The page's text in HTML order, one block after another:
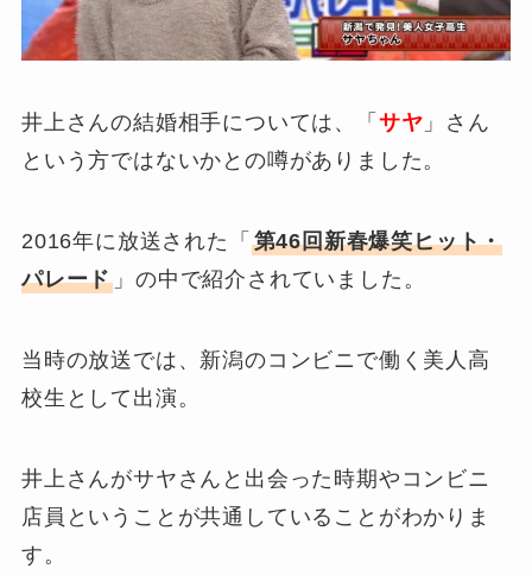
井上さんの結婚相手については、「 サヤ 」さん
という方ではないかとの噂がありました。
2016年に放送された「 第46回新春爆笑ヒット・
パレード 」の中で紹介されていました。
当時の放送では、新潟のコンビニで働く美人高
校生として出演。
井上さんがサヤさんと出会った時期やコンビニ
店員ということが共通していることがわかりま
す。